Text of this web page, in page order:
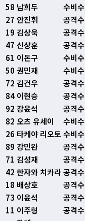
58 남희두 수비수
27 안진휘 공격수
19 김상욱 공격수
47 신상훈 공격수
61 이돈구 수비수
50 권민재 수비수
72 김건우 공격수
84 이현승 공격수
92 강윤석 공격수
82 오츠 유세이 수비수
26 타케야 리오토수비수
89 강민완 공격수
71 김성재 공격수
42 한자와 치카라공격수
18 배상호 공격수
73 이윤석 공격수
11 이주형 공격수